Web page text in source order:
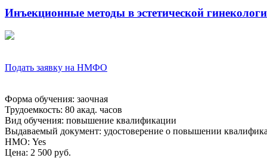
Инъекционные методы в эстетической
Подать заявку на НМФО
Форма обучения: заочная
Трудоемкость: 80 акад. часов
Вид обучения: повышение квалификации
Выдаваемый документ: удостоверение о повышении
НМО: Yes
Цена: 2 500 руб.